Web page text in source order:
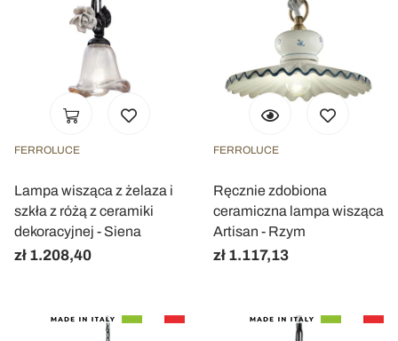
FERROLUCE
Lampa wisząca z żelaza i
szkła z różą z ceramiki
dekoracyjnej - Siena
zł 1.208,40
FERROLUCE
Ręcznie zdobiona
ceramiczna lampa wisząca
Artisan - Rzym
zł 1.117,13